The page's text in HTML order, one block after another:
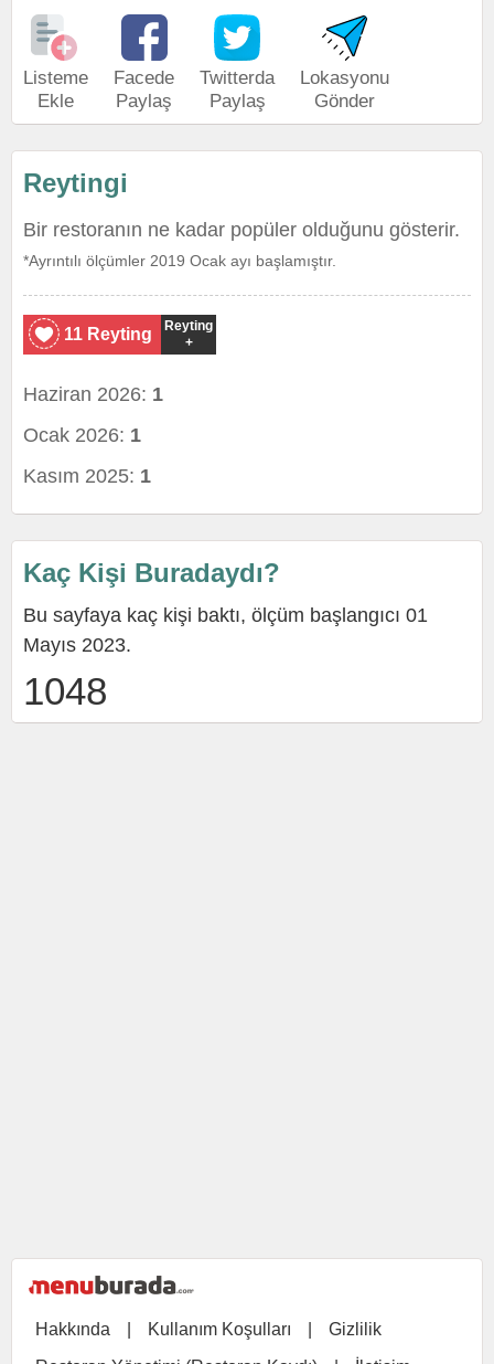
Listeme
Ekle
Facede
Paylaş
Twitterda
Paylaş
Lokasyonu
Gönder
Reytingi
Bir restoranın ne kadar popüler olduğunu gösterir.
*Ayrıntılı ölçümler 2019 Ocak ayı başlamıştır.
11 Reyting
Reyting
+
Haziran 2026: 1
Ocak 2026: 1
Kasım 2025: 1
Kaç Kişi Buradaydı?
Bu sayfaya kaç kişi baktı, ölçüm başlangıcı 01
Mayıs 2023.
1048
Hakkında Kullanım Koşulları
Gizlilik